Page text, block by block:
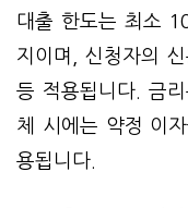
대출 한도는 최소
지이며, 신청자의
등 적용됩니다. 금
체 시에는 약정 이
용됩니다.